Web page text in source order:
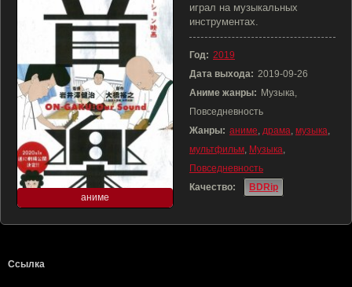
аниме
играл на музыкальных
инструментах.
Год: 2019
Дата выхода: 2019-09-26
Аниме жанры: Музыка,
Повседневность
Жанры: аниме, драма, музыка,
мультфильм, Музыка,
Повседневность
Качество:
BDRip
Ссылка